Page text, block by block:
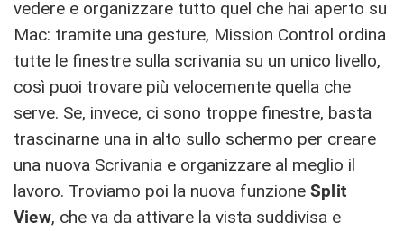
vedere e organizzare tutto quel che hai aperto su
Mac: tramite una gesture, Mission Control ordina
tutte le finestre sulla scrivania su un unico livello,
così puoi trovare più velocemente quella che
serve. Se, invece, ci sono troppe finestre, basta
trascinarne una in alto sullo schermo per creare
una nuova Scrivania e organizzare al meglio il
lavoro. Troviamo poi la nuova funzione Split
View, che va da attivare la vista suddivisa e